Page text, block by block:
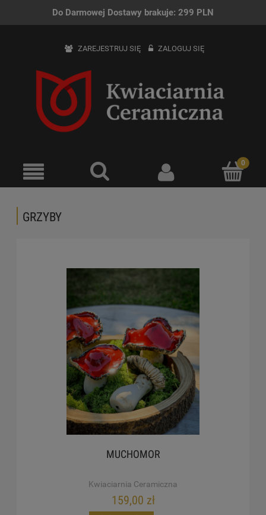
Do Darmowej Dostawy brakuje: 299 PLN
ZAREJESTRUJ SIĘ ZALOGUJ SIĘ
GRZYBY
MUCHOMOR
Kwiaciarnia Ceramiczna
159,00 zł